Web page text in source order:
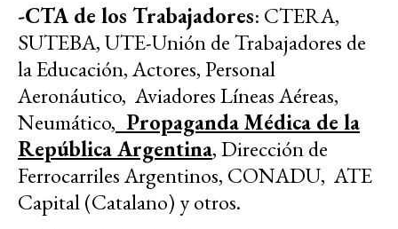
-CTA de los Trabajadores: CTERA,
SUTEBA, UTE-Unión de Trabajadores de
la Educación, Actores, Personal
Aeronáutico, Aviadores Líneas Aéreas,
Neumático, Propaganda Médica de la
República Argentina, Dirección de
Ferrocarriles Argentinos, CONADU, ATE
Capital (Catalano) y otros.